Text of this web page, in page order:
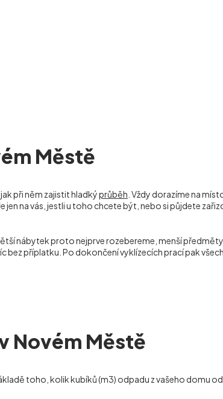
Městě
při něm zajistit hladkýprůběh . Vždy dorazíme na
na vás, jestli u toho chcete být, nebo si půjdete
nábytek proto nejprve rozebereme, menší
bez příplatku. Po dokončení vyklízecích prací pak
Novém Městě
toho, kolik kubíků (m3) odpadu z vašeho domu